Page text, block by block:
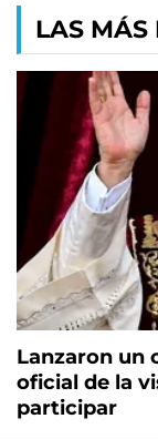
LAS MÁS
Lanzaron un
oficial de la
participar